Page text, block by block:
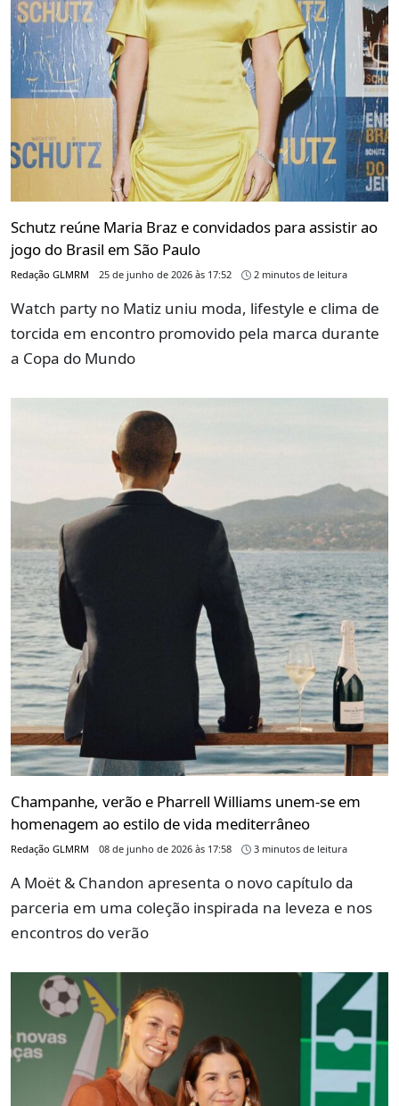
Schutz reúne Maria Braz e convidados para assistir ao
jogo do Brasil em São Paulo
Redação GLMRM 25 de junho de 2026 às 17:52 2 minutos de leitura
Watch party no Matiz uniu moda, lifestyle e clima de
torcida em encontro promovido pela marca durante
a Copa do Mundo
Champanhe, verão e Pharrell Williams unem-se em
homenagem ao estilo de vida mediterrâneo
Redação GLMRM 08 de junho de 2026 às 17:58 3 minutos de leitura
A Moët & Chandon apresenta o novo capítulo da
parceria em uma coleção inspirada na leveza e nos
encontros do verão